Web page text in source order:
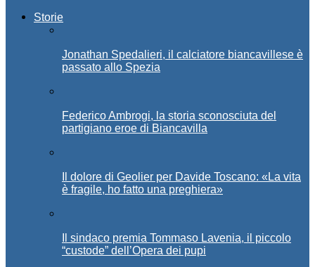
Storie
Jonathan Spedalieri, il calciatore biancavillese è
passato allo Spezia
Federico Ambrogi, la storia sconosciuta del
partigiano eroe di Biancavilla
Il dolore di Geolier per Davide Toscano: «La vita
è fragile, ho fatto una preghiera»
Il sindaco premia Tommaso Lavenia, il piccolo
“custode” dell’Opera dei pupi